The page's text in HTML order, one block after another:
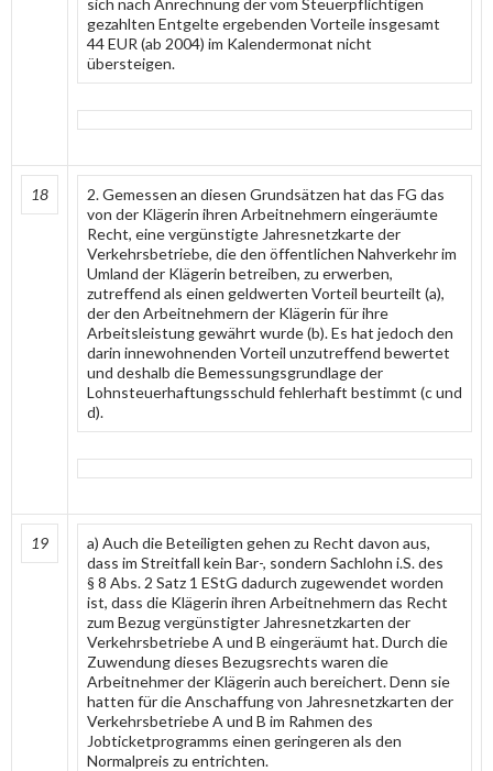
gezahlten Entgelte ergebenden Vorteile insgesamt
44 EUR (ab 2004) im Kalendermonat nicht
übersteigen.
18
2. Gemessen an diesen Grundsätzen hat das FG das
von der Klägerin ihren Arbeitnehmern eingeräumte
Recht, eine vergünstigte Jahresnetzkarte der
Verkehrsbetriebe, die den öffentlichen Nahverkehr im
Umland der Klägerin betreiben, zu erwerben,
zutreffend als einen geldwerten Vorteil beurteilt (a),
der den Arbeitnehmern der Klägerin für ihre
Arbeitsleistung gewährt wurde (b). Es hat jedoch den
darin innewohnenden Vorteil unzutreffend bewertet
und deshalb die Bemessungsgrundlage der
Lohnsteuerhaftungsschuld fehlerhaft bestimmt (c und
d).
19
a) Auch die Beteiligten gehen zu Recht davon aus,
dass im Streitfall kein Bar-, sondern Sachlohn i.S. des
§ 8 Abs. 2 Satz 1 EStG dadurch zugewendet worden
ist, dass die Klägerin ihren Arbeitnehmern das Recht
zum Bezug vergünstigter Jahresnetzkarten der
Verkehrsbetriebe A und B eingeräumt hat. Durch die
Zuwendung dieses Bezugsrechts waren die
Arbeitnehmer der Klägerin auch bereichert. Denn sie
hatten für die Anschaffung von Jahresnetzkarten der
Verkehrsbetriebe A und B im Rahmen des
Jobticketprogramms einen geringeren als den
Normalpreis zu entrichten.